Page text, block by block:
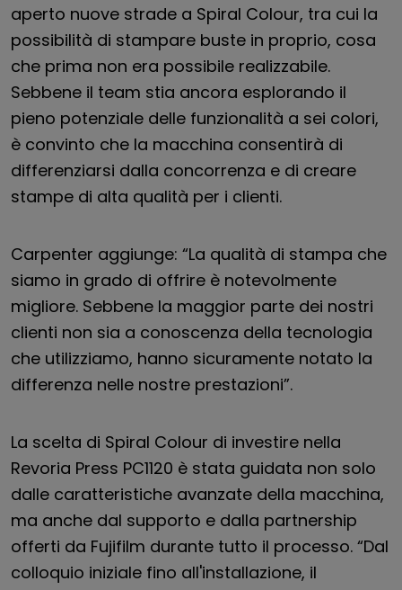
aperto nuove strade a Spiral Colour, tra cui la
possibilità di stampare buste in proprio, cosa
che prima non era possibile realizzabile.
Sebbene il team stia ancora esplorando il
pieno potenziale delle funzionalità a sei colori,
è convinto che la macchina consentirà di
differenziarsi dalla concorrenza e di creare
stampe di alta qualità per i clienti.
Carpenter aggiunge: “La qualità di stampa che
siamo in grado di offrire è notevolmente
migliore. Sebbene la maggior parte dei nostri
clienti non sia a conoscenza della tecnologia
che utilizziamo, hanno sicuramente notato la
differenza nelle nostre prestazioni”.
La scelta di Spiral Colour di investire nella
Revoria Press PC1120 è stata guidata non solo
dalle caratteristiche avanzate della macchina,
ma anche dal supporto e dalla partnership
offerti da Fujifilm durante tutto il processo. “Dal
colloquio iniziale fino all'installazione, il